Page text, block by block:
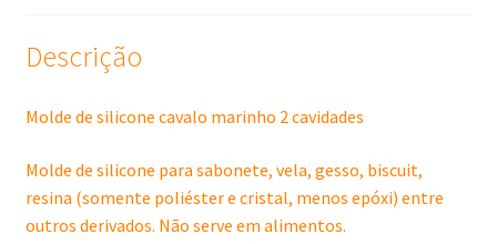
Descrição
Molde de silicone cavalo marinho 2 cavidades
Molde de silicone para sabonete, vela, gesso, biscuit,
resina (somente poliéster e cristal, menos epóxi) entre
outros derivados. Não serve em alimentos.